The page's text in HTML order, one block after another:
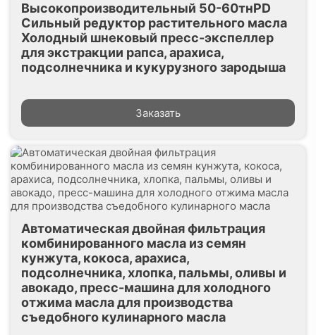
Высокопроизводительный 50-60тнPD
Сильный редуктор растительного масла
Холодный шнековый пресс-экспеллер
для экстракции рапса, арахиса,
подсолнечника и кукурузного зародыша
Заказать
Автоматическая двойная фильтрация
комбинированного масла из семян
кунжута, кокоса, арахиса,
подсолнечника, хлопка, пальмы, оливы и
авокадо, пресс-машина для холодного
отжима масла для производства
съедобного кулинарного масла